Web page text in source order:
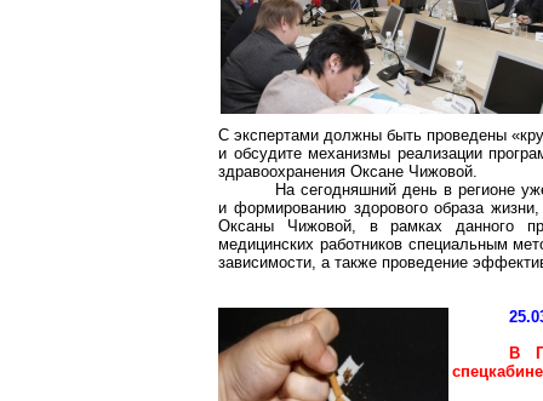
С экспертами должны быть проведены
и обсудите механизмы реализации
здравоохранения Оксане Чижовой.
На сегодняшний день в регионе
и формированию здорового образа
Оксаны Чижовой, в рамках данного
медицинских работников специальным
зависимости, а также проведение
В